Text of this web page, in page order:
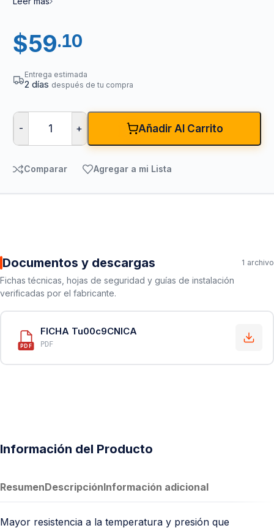
$59.10
Entrega estimada
2 días después de tu compra
- + Añadir Al Carrito
Comparar Agregar a mi Lista
Documentos y descargas 1 archivo
Fichas técnicas, hojas de seguridad y guías de instalación
verificadas por el fabricante.
PDF
FICHA Tu00c9CNICA
PDF
Información del Producto
ResumenDescripciónInformación adicional
Mayor resistencia a la temperatura y presión que